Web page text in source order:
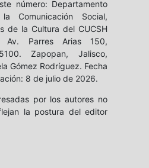
número: Departamento
Comunicación Social,
de la Cultura del CUCSH
Av. Parres Arias 150,
Zapopan, Jalisco,
Gómez Rodríguez. Fecha
8 de julio de 2026.
por los autores no
la postura del editor